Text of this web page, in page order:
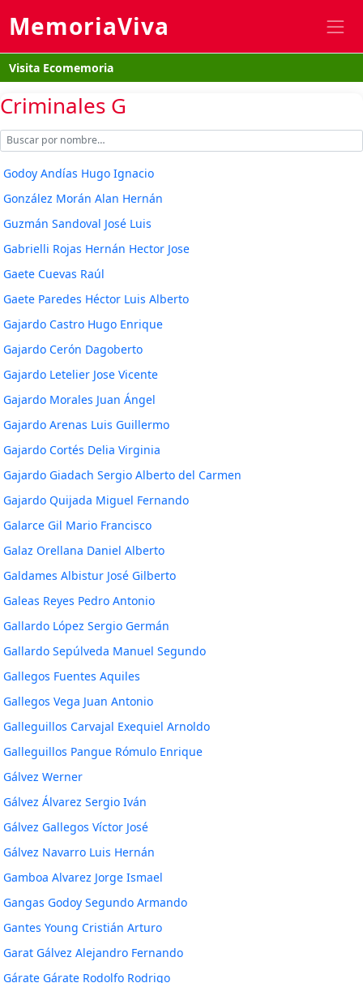
MemoriaViva
Visita Ecomemoria
Criminales G
Godoy Andías Hugo Ignacio
González Morán Alan Hernán
Guzmán Sandoval José Luis
Gabrielli Rojas Hernán Hector Jose
Gaete Cuevas Raúl
Gaete Paredes Héctor Luis Alberto
Gajardo Castro Hugo Enrique
Gajardo Cerón Dagoberto
Gajardo Letelier Jose Vicente
Gajardo Morales Juan Ángel
Gajardo Arenas Luis Guillermo
Gajardo Cortés Delia Virginia
Gajardo Giadach Sergio Alberto del Carmen
Gajardo Quijada Miguel Fernando
Galarce Gil Mario Francisco
Galaz Orellana Daniel Alberto
Galdames Albistur José Gilberto
Galeas Reyes Pedro Antonio
Gallardo López Sergio Germán
Gallardo Sepúlveda Manuel Segundo
Gallegos Fuentes Aquiles
Gallegos Vega Juan Antonio
Galleguillos Carvajal Exequiel Arnoldo
Galleguillos Pangue Rómulo Enrique
Gálvez Werner
Gálvez Álvarez Sergio Iván
Gálvez Gallegos Víctor José
Gálvez Navarro Luis Hernán
Gamboa Alvarez Jorge Ismael
Gangas Godoy Segundo Armando
Gantes Young Cristián Arturo
Garat Gálvez Alejandro Fernando
Gárate Gárate Rodolfo Rodrigo